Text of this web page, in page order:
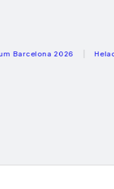
2026 Heladeras